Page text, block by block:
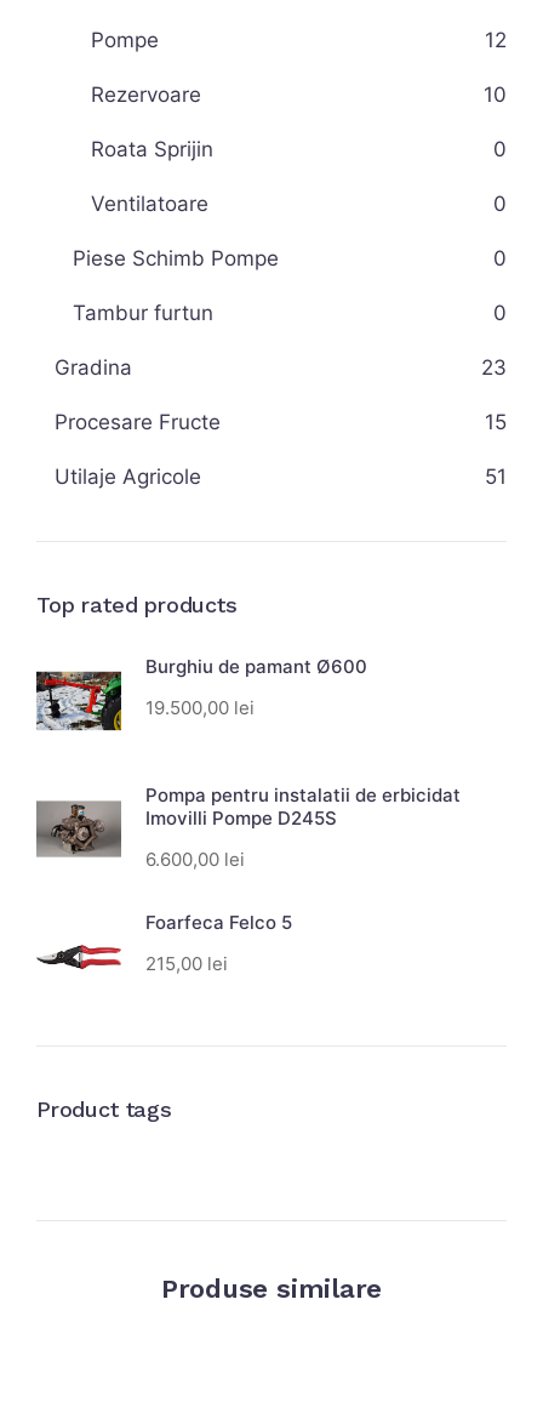
Pompe 12
Rezervoare 10
Roata Sprijin 0
Ventilatoare 0
Piese Schimb Pompe 0
Tambur furtun 0
Gradina 23
Procesare Fructe 15
Utilaje Agricole 51
Top rated products
Burghiu de pamant Ø600
19.500,00 lei
Pompa pentru instalatii de erbicidat
Imovilli Pompe D245S
6.600,00 lei
Foarfeca Felco 5
215,00 lei
Product tags
Produse similare